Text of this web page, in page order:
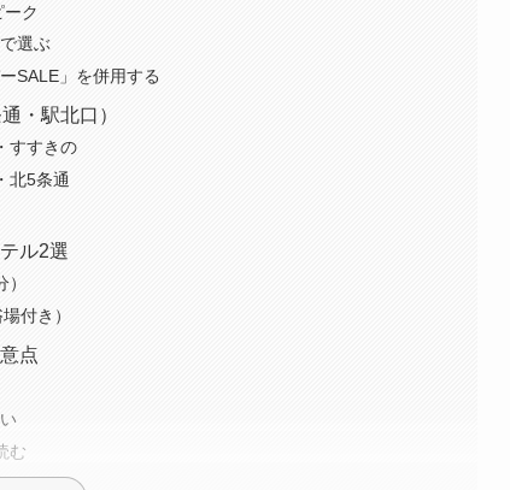
ク
選ぶ
SALE」を併用する
・駅北口）
すすきの
北5条通
ル2選
付き）
点
む